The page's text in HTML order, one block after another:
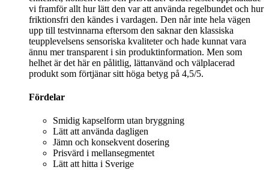
vi framför allt hur lätt den var att använda regelbundet och hur
friktionsfri den kändes i vardagen. Den når inte hela vägen
upp till testvinnarna eftersom den saknar den klassiska
teupplevelsens sensoriska kvaliteter och hade kunnat vara
ännu mer transparent i sin produktinformation. Men som
helhet är det här en pålitlig, lättanvänd och välplacerad
produkt som förtjänar sitt höga betyg på 4,5/5.
Fördelar
Smidig kapselform utan bryggning
Lätt att använda dagligen
Jämn och konsekvent dosering
Prisvärd i mellansegmentet
Lätt att hitta i Sverige